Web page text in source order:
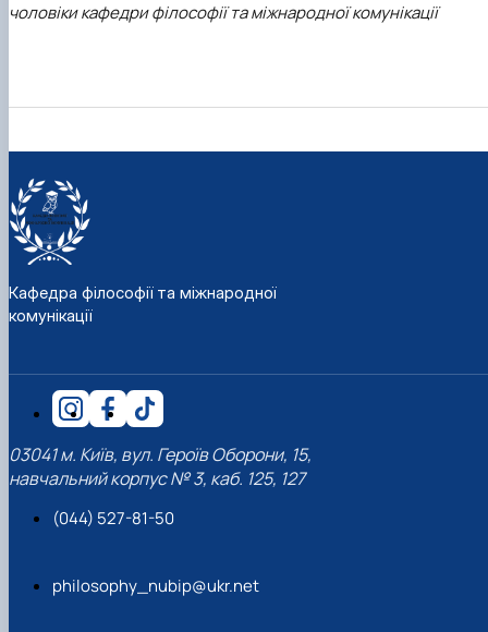
чоловіки кафедри філософії та міжнародної комунікації
Кафедра філософії та міжнародної
комунікації
03041 м. Київ, вул. Героїв Оборони, 15,
навчальний корпус № 3, каб. 125, 127
(044) 527-81-50
philosophy_nubip@ukr.net